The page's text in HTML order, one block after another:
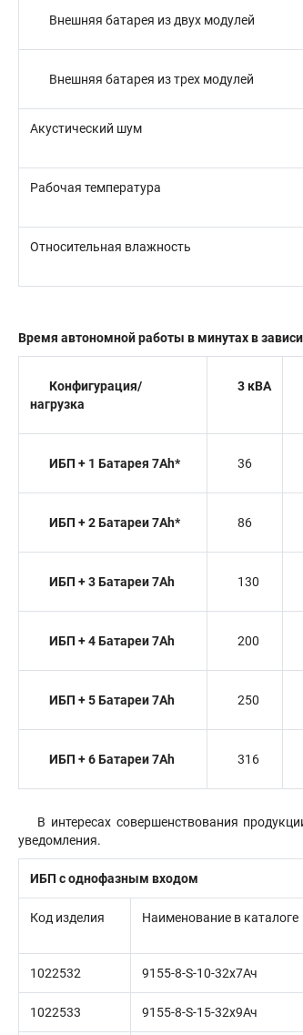
Внешняя батарея из двух модулей
Внешняя батарея из трех модулей
Акустический шум
Рабочая температура
Относительная влажность
Время автономной работы в минутах в
Конфигурация/
нагрузка
3 кВА
ИБП + 1 Батарея 7Ah* 36
ИБП + 2 Батареи 7Ah* 86
ИБП + 3 Батареи 7Ah 130
ИБП + 4 Батареи 7Ah 200
ИБП + 5 Батареи 7Ah 250
ИБП + 6 Батареи 7Ah 316
В интересах совершенствования
уведомления.
ИБП с однофазным входом
Код изделия Наименование в каталоге
1022532 9155-8-S-10-32x7Ач
1022533 9155-8-S-15-32x9Ач